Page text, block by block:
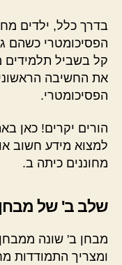
בדרך כלל, ילדים
הפסיכומטרי כשהם
קל בשביל תלמידים
את החשיבה
הפסיכומטרי.
למצוא מידע חשוב
מחוננים כיתה ב.
שלב ב' של מבחן
מבחן ב' שונה
ומצריך התמודדות